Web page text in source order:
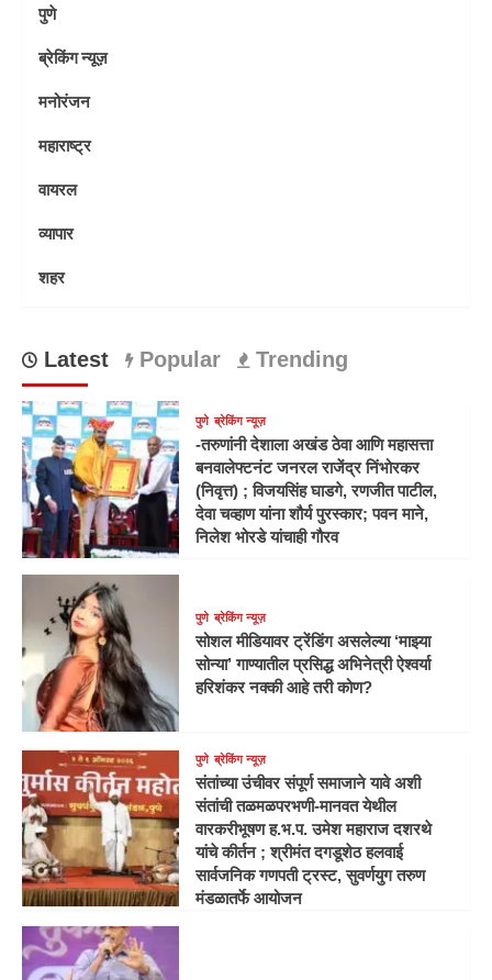
पुणे
ब्रेकिंग न्यूज़
मनोरंजन
महाराष्ट्र
वायरल
व्यापार
शहर
Latest Popular Trending
पुणे ब्रेकिंग न्यूज़
-तरुणांनी देशाला अखंड ठेवा आणि महासत्ता
बनवालेफ्टनंट जनरल राजेंद्र निंभोरकर
(निवृत्त) ; विजयसिंह घाडगे, रणजीत पाटील,
देवा चव्हाण यांना शौर्य पुरस्कार; पवन माने,
निलेश भोरडे यांचाही गौरव
पुणे ब्रेकिंग न्यूज़
सोशल मीडियावर ट्रेंडिंग असलेल्या ‘माझ्या
सोन्या’ गाण्यातील प्रसिद्ध अभिनेत्री ऐश्वर्या
हरिशंकर नक्की आहे तरी कोण?
पुणे ब्रेकिंग न्यूज़
संतांच्या उंचीवर संपूर्ण समाजाने यावे अशी
संतांची तळमळपरभणी-मानवत येथील
वारकरीभूषण ह.भ.प. उमेश महाराज दशरथे
यांचे कीर्तन ; श्रीमंत दगडूशेठ हलवाई
सार्वजनिक गणपती ट्रस्ट, सुवर्णयुग तरुण
मंडळातर्फे आयोजन